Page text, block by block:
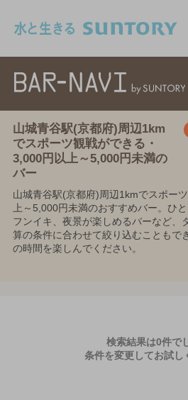
山城青谷駅(京都府)周辺1km
でスポーツ観戦ができる・
3,000円以上～5,000円未満の
バー
山城青谷駅(京都府)周辺1kmでスポー
上～5,000円未満のおすすめバー。ひ
フンイキ、夜景が楽しめるバーなど、
算の条件に合わせて絞り込むこともで
の時間を楽しんでください。
検索結果は0件で
条件を変更してお試し